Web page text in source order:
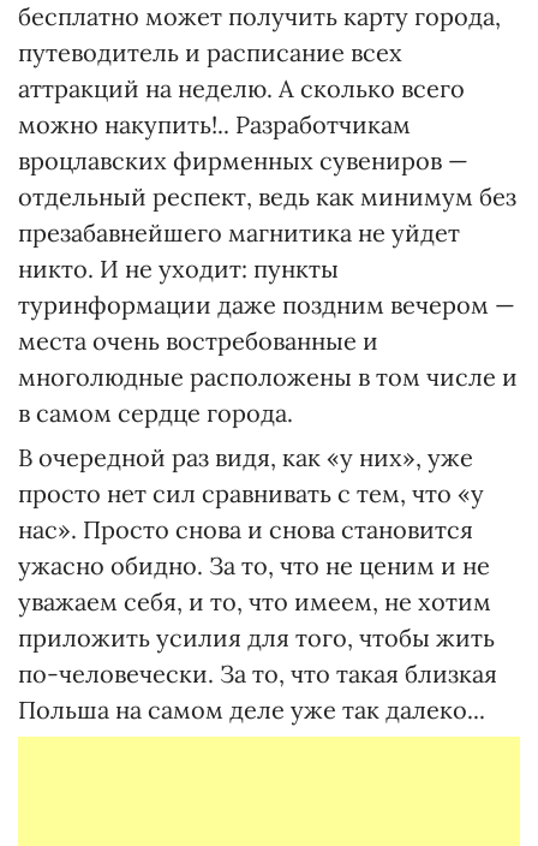
бесплатно может получить карту города,
путеводитель и расписание всех
аттракций на неделю. А сколько всего
можно накупить!.. Разработчикам
вроцлавских фирменных сувениров —
отдельный респект, ведь как минимум без
презабавнейшего магнитика не уйдет
никто. И не уходит: пункты
туринформации даже поздним вечером —
места очень востребованные и
многолюдные расположены в том числе и
в самом сердце города.
В очередной раз видя, как «у них», уже
просто нет сил сравнивать с тем, что «у
нас». Просто снова и снова становится
ужасно обидно. За то, что не ценим и не
уважаем себя, и то, что имеем, не хотим
приложить усилия для того, чтобы жить
по-человечески. За то, что такая близкая
Польша на самом деле уже так далеко...